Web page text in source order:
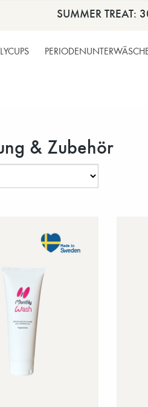
SUMMER TREAT:
& Zubehör